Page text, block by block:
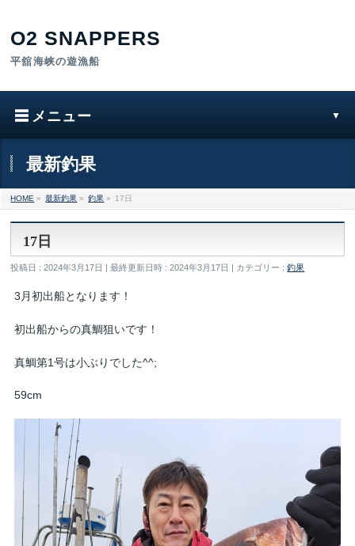
最新釣果
HOME » 最新釣果 » 釣果 » 17日
17日
投稿日 : 2024年3月17日 最終更新日時 : 2024年3月17日 カテゴリー :釣果
3月初出船となります！
初出船からの真鯛狙いです！
真鯛第1号は小ぶりでした^^;
59cm